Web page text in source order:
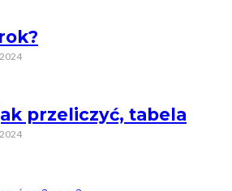
przeliczyć, tabela